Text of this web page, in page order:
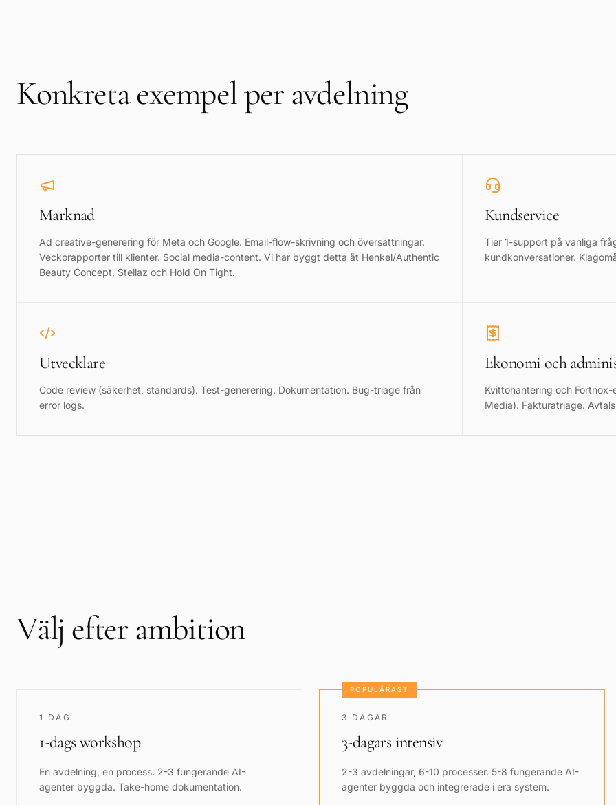
Konkreta exempel per avdelning
Marknad
Ad creative-generering för Meta och Google. Email-flow-skrivning och översättningar.
Veckorapporter till klienter. Social media-content. Vi har byggt detta åt Henkel/Authentic
Beauty Concept, Stellaz och Hold On Tight.
Kundservice
Tier 1-support på vanliga
kundkonversationer.
Utvecklare
Code review (säkerhet, standards). Test-generering. Dokumentation. Bug-triage från
error logs.
Ekonomi och
Kvittohantering och
Media). Fakturatriage.
Välj efter ambition
1 DAG
1-dags workshop
En avdelning, en process. 2-3 fungerande AI-
agenter byggda. Take-home dokumentation.
POPULÄRAST
3 DAGAR
3-dagars intensiv
2-3 avdelningar, 6-10 processer. 5-8 fungerande AI-
agenter byggda och integrerade i era system.